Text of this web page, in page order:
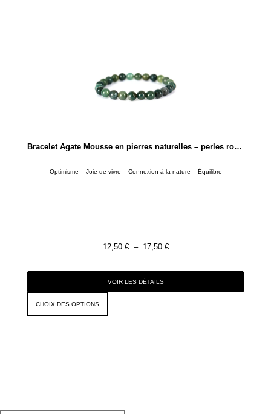
Bracelet Agate Mousse en pierres naturelles – perles rondes de 4mm ou 8mm
Optimisme – Joie de vivre – Connexion à la nature – Équilibre
12,50 € – 17,50 €
VOIR LES DÉTAILS
CHOIX DES OPTIONS